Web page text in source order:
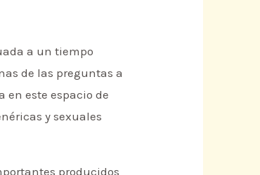
a un tiempo
de las preguntas a
en este espacio de
y sexuales
producidos